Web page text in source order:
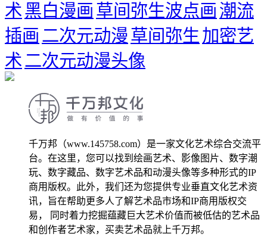
术黑白漫画 草间弥生波点画 潮流
插画 二次元动漫草间弥生 加密艺
术二次元动漫头像
千万邦（www.145758.com）是一家文化艺术综合交流平
台。在这里，您可以找到绘画艺术、影像图片、数字潮
玩、数字藏品、数字艺术品和动漫头像等多种形式的IP
商用版权。此外，我们还为您提供专业垂直文化艺术资
讯，旨在帮助更多人了解艺术品市场和IP商用版权交
易， 同时着力挖掘蕴藏巨大艺术价值而被低估的艺术品
和创作者艺术家，买卖艺术品就上千万邦。